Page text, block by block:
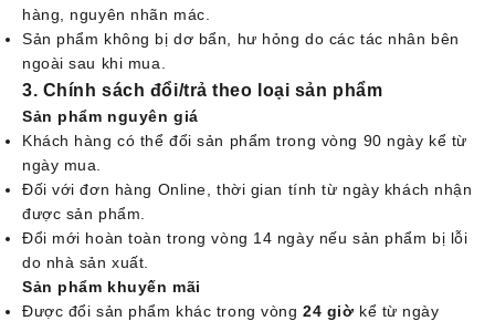
hàng, nguyên nhãn mác.
Sản phẩm không bị dơ bẩn, hư hỏng do các tác nhân bên
ngoài sau khi mua.
3. Chính sách đổi/trả theo loại sản phẩm
Sản phẩm nguyên giá
Khách hàng có thể đổi sản phẩm trong vòng 90 ngày kể từ
ngày mua.
Đối với đơn hàng Online, thời gian tính từ ngày khách nhận
được sản phẩm.
Đổi mới hoàn toàn trong vòng 14 ngày nếu sản phẩm bị lỗi
do nhà sản xuất.
Sản phẩm khuyến mãi
Được đổi sản phẩm khác trong vòng24 giờ kể từ ngày